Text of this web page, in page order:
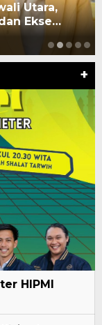
Utara,
Ekse…
+
HIPMI